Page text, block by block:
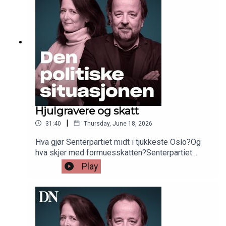
Jacobsen.
Hjulgravere og skatt
31:40 | Thursday, June 18, 2026
Hva gjør Senterpartiet midt i tjukkeste Oslo?Og
hva skjer med formuesskatten?Senterpartiet
briljerer som vippeparti i et smått kaotisk storting,
men oppslutningen lar vente på seg. Denne uken
inviterte Sp-leder Trygve Slagsvold Vedum til
halvårlig oppsummering på Tøyen i Oslo.
Omkranset av anleggsmaskiner.Neste uke leverer
Skattekommisjonen sitt forslag til nytt
Play